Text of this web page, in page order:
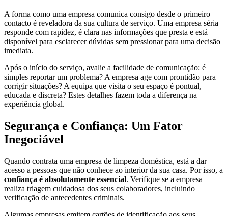
A forma como uma empresa comunica consigo desde o primeiro
contacto é reveladora da sua cultura de serviço. Uma empresa séria
responde com rapidez, é clara nas informações que presta e está
disponível para esclarecer dúvidas sem pressionar para uma decisão
imediata.
Após o início do serviço, avalie a facilidade de comunicação: é
simples reportar um problema? A empresa age com prontidão para
corrigir situações? A equipa que visita o seu espaço é pontual,
educada e discreta? Estes detalhes fazem toda a diferença na
experiência global.
Segurança e Confiança: Um Fator
Inegociável
Quando contrata uma empresa de limpeza doméstica, está a dar
acesso a pessoas que não conhece ao interior da sua casa. Por isso, a
confiança é absolutamente essencial. Verifique se a empresa
realiza triagem cuidadosa dos seus colaboradores, incluindo
verificação de antecedentes criminais.